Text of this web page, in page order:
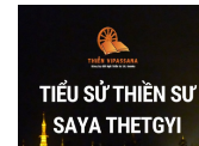
ประวัติ ศูนย์ฯ/ส